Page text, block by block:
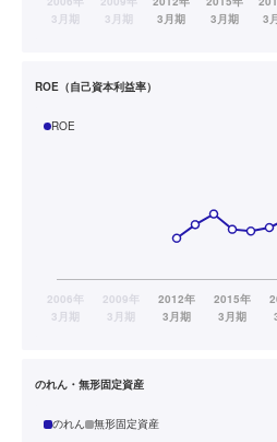
ROE（自己資本利益率）
ROE
のれん・無形固定資産
のれん 無形固定資産